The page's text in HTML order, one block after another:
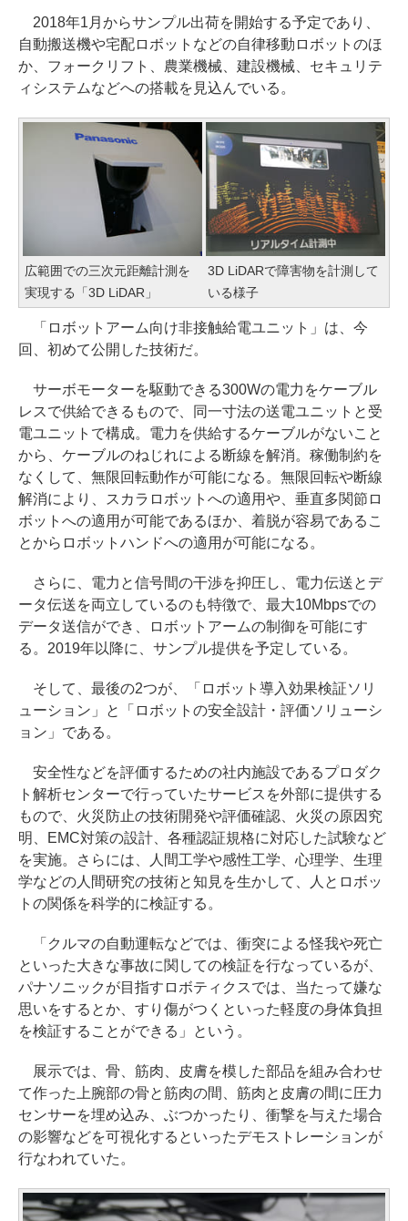
2018年1月からサンプル出荷を開始する予定であり、
自動搬送機や宅配ロボットなどの自律移動ロボットのほ
か、フォークリフト、農業機械、建設機械、セキュリテ
ィシステムなどへの搭載を見込んでいる。
広範囲での三次元距離計測を
実現する「3D LiDAR」
3D LiDARで障害物を計測して
いる様子
「ロボットアーム向け非接触給電ユニット」は、今
回、初めて公開した技術だ。
サーボモーターを駆動できる300Wの電力をケーブル
レスで供給できるもので、同一寸法の送電ユニットと受
電ユニットで構成。電力を供給するケーブルがないこと
から、ケーブルのねじれによる断線を解消。稼働制約を
なくして、無限回転動作が可能になる。無限回転や断線
解消により、スカラロボットへの適用や、垂直多関節ロ
ボットへの適用が可能であるほか、着脱が容易であるこ
とからロボットハンドへの適用が可能になる。
さらに、電力と信号間の干渉を抑圧し、電力伝送とデ
ータ伝送を両立しているのも特徴で、最大10Mbpsでの
データ送信ができ、ロボットアームの制御を可能にす
る。2019年以降に、サンプル提供を予定している。
そして、最後の2つが、「ロボット導入効果検証ソリ
ューション」と「ロボットの安全設計・評価ソリューシ
ョン」である。
安全性などを評価するための社内施設であるプロダク
ト解析センターで行っていたサービスを外部に提供する
もので、火災防止の技術開発や評価確認、火災の原因究
明、EMC対策の設計、各種認証規格に対応した試験など
を実施。さらには、人間工学や感性工学、心理学、生理
学などの人間研究の技術と知見を生かして、人とロボッ
トの関係を科学的に検証する。
「クルマの自動運転などでは、衝突による怪我や死亡
といった大きな事故に関しての検証を行なっているが、
パナソニックが目指すロボティクスでは、当たって嫌な
思いをするとか、すり傷がつくといった軽度の身体負担
を検証することができる」という。
展示では、骨、筋肉、皮膚を模した部品を組み合わせ
て作った上腕部の骨と筋肉の間、筋肉と皮膚の間に圧力
センサーを埋め込み、ぶつかったり、衝撃を与えた場合
の影響などを可視化するといったデモストレーションが
行なわれていた。